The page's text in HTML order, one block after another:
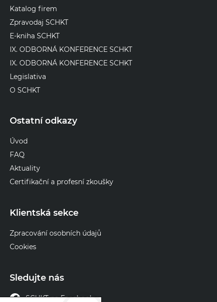
Katalog firem
Zpravodaj SCHKT
E-kniha SCHKT
IX. ODBORNÁ KONFERENCE SCHKT
IX. ODBORNÁ KONFERENCE SCHKT
Legislativa
O SCHKT
Ostatní odkazy
Úvod
FAQ
Aktuality
Certifikační a profesní zkoušky
Klientská sekce
Zpracování osobních údajů
Cookies
Sledujte nás
SCHKT na Facebooku